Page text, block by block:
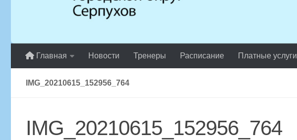
Главная Новости Тренеры Расписание Платные услуги
IMG_20210615_152956_764
IMG_20210615_152956_764